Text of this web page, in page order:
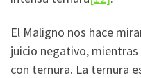
El Maligno nos hace
juicio negativo, mientras
con ternura. La ternura